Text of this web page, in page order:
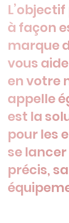
à façon
marque
vous
en votre
appelle
est la
pour les
se
précis,